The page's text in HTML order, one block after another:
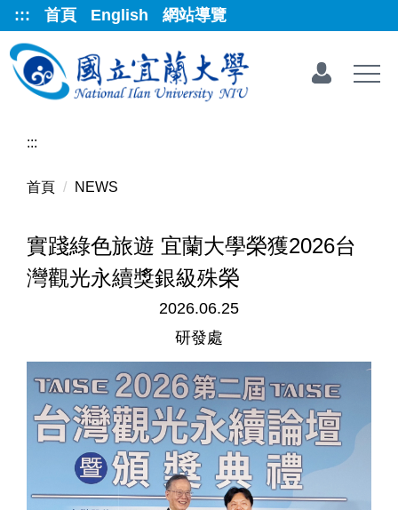
跳
到
主
要
::: 首頁 English 網站導覽
:::
首頁 NEWS
實踐綠色旅遊 宜蘭大學榮獲2026台
灣觀光永續獎銀級殊榮
2026.06.25
研發處